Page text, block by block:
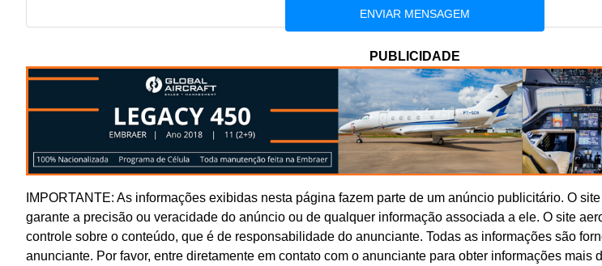
PUBLICIDADE
IMPORTANTE: As informações exibidas nesta página fazem parte de um anúncio publicitário. O
garante a precisão ou veracidade do anúncio ou de qualquer informação associada a ele. O site
controle sobre o conteúdo, que é de responsabilidade do anunciante. Todas as informações são
anunciante. Por favor, entre diretamente em contato com o anunciante para obter informações mais